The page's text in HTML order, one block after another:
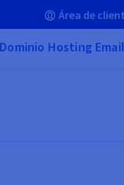
Área de
Dominio Hosting Email